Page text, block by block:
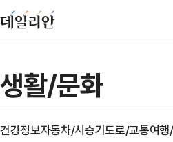
생활/문화
건강정보자동차/시승기도로/교통여행